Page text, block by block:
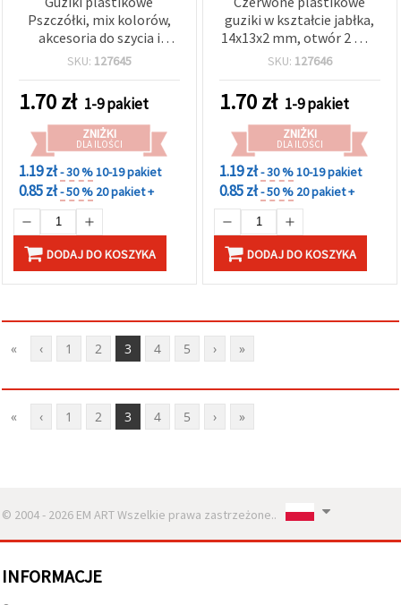
Pszczółki, mix kolorów,
akcesoria do szycia i
scrapbookingu, do
22x17x3 mm, otwór 2 mm
- 10 szt.
SKU: 127645
1.70zł 1-9 pakiet
ZNIŻKI
DLA ILOŚCI
1.19 zł- 30 %10-19 pakiet
0.85 zł- 50 % 20 pakiet +
DODAJ DO KOSZYKA
guziki w kształcie jabłka,
14x13x2 mm, otwór 2 mm
– do szycia,
rękodzieła DIY i dekoracji
domu – 20 szt.
SKU: 127646
1.70zł 1-9 pakiet
ZNIŻKI
DLA ILOŚCI
1.19 zł- 30 %10-19 pakiet
0.85 zł- 50 % 20 pakiet +
DODAJ DO KOSZYKA
« ‹ 1 2 3 4 5 › »
« ‹ 1 2 3 4 5 › »
© 2004 - 2026 EM ART Wszelkie prawa zastrzeżone..
INFORMACJE